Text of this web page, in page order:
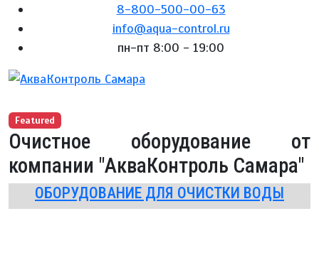
8-800-500-00-63
info@aqua-control.ru
пн-пт 8:00 - 19:00
Featured
Очистное оборудование от
компании "АкваКонтроль Самара"
ОБОРУДОВАНИЕ ДЛЯ ОЧИСТКИ ВОДЫ